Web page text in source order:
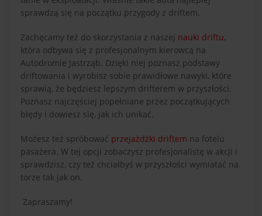
sprawdzą się na początku przygody z driftem.
Zachęcamy też do skorzystania z naszej nauki driftu,
która odbywa się z profesjonalnym kierowcą na
Autodromie Jastrząb. Dzięki niej poznasz podstawy
driftowania i wyrobisz sobie prawidłowe nawyki, które
sprawią, że będziesz lepszym drifterem w przyszłości.
Poznasz najczęściej popełniane przez początkujących
błędy i dowiesz się, jak ich unikać.
Możesz też spróbować przejażdżki driftem na fotelu
pasażera. W tej opcji zobaczysz profesjonalistę w akcji i
sprawdzisz, czy też chciałbyś w przyszłości wymiatać na
torze tak jak on.
Zapraszamy!